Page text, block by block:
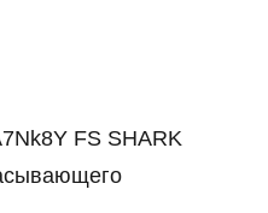
FS SHARK